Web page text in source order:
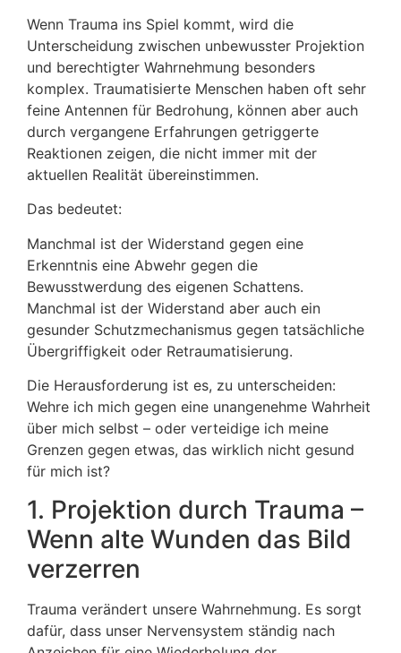
Wenn Trauma ins Spiel kommt, wird die
Unterscheidung zwischen unbewusster Projektion
und berechtigter Wahrnehmung besonders
komplex. Traumatisierte Menschen haben oft sehr
feine Antennen für Bedrohung, können aber auch
durch vergangene Erfahrungen getriggerte
Reaktionen zeigen, die nicht immer mit der
aktuellen Realität übereinstimmen.
Das bedeutet:
Manchmal ist der Widerstand gegen eine
Erkenntnis eine Abwehr gegen die
Bewusstwerdung des eigenen Schattens.
Manchmal ist der Widerstand aber auch ein
gesunder Schutzmechanismus gegen tatsächliche
Übergriffigkeit oder Retraumatisierung.
Die Herausforderung ist es, zu unterscheiden:
Wehre ich mich gegen eine unangenehme Wahrheit
über mich selbst – oder verteidige ich meine
Grenzen gegen etwas, das wirklich nicht gesund
für mich ist?
1. Projektion durch Trauma –
Wenn alte Wunden das Bild
verzerren
Trauma verändert unsere Wahrnehmung. Es sorgt
dafür, dass unser Nervensystem ständig nach